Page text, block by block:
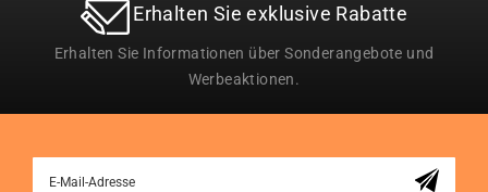
Erhalten Sie exklusive Rabatte
Erhalten Sie Informationen über Sonderangebote und
Werbeaktionen.